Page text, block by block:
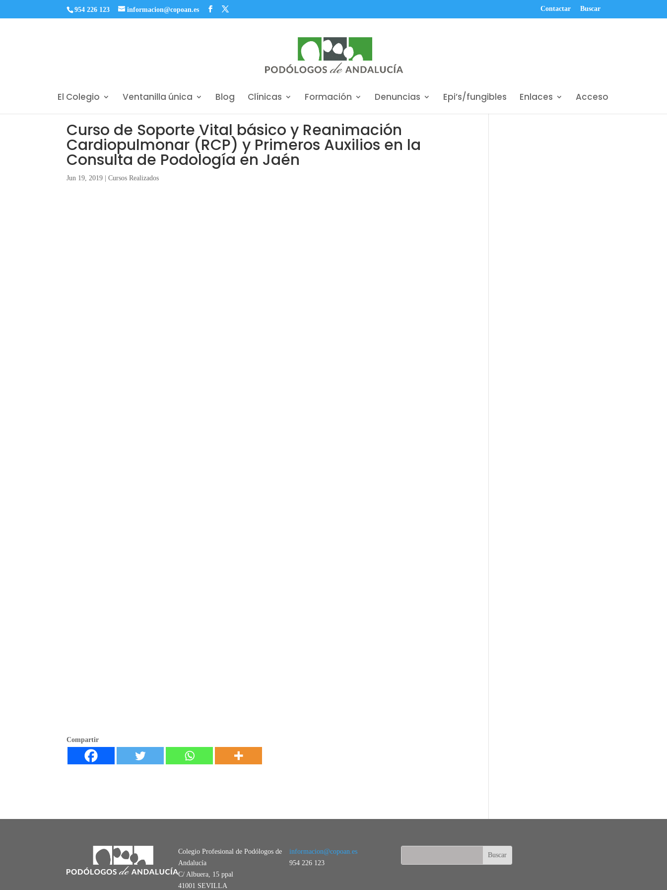
954 226 123 informacion@copoan.es Contactar Buscar
El Colegio Ventanilla única Blog Clínicas Formación Denuncias Epi’s/fungibles Enlaces Acceso
Curso de Soporte Vital básico y Reanimación
Cardiopulmonar (RCP) y Primeros Auxilios en la
Consulta de Podología en Jaén
Jun 19, 2019 |Cursos Realizados
Compartir
Colegio Profesional de Podólogos de
Andalucía
C/ Albuera, 15 ppal
41001 SEVILLA
informacion@copoan.es
954 226 123